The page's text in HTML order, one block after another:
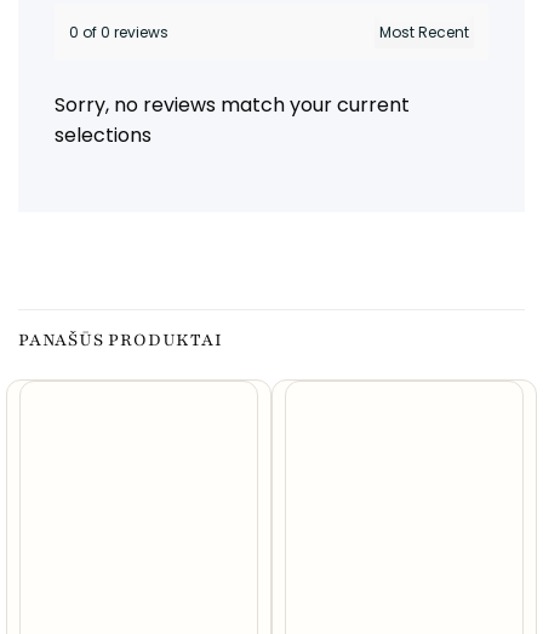
0 of 0 reviews
Sorry, no reviews match your current
selections
PANAŠŪS PRODUKTAI